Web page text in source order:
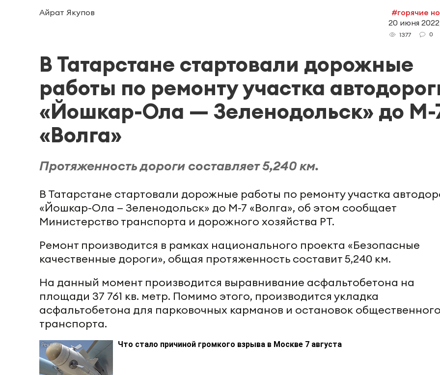
Айрат Якупов
#горячие
20 июня
1377 0
В Татарстане стартовали дорожные
работы по ремонту участка
«Йошкар-Ола — Зеленодольск» до М-
«Волга»
Протяженность дороги составляет 5,240 км.
В Татарстане стартовали дорожные работы по ремонту участка
«Йошкар-Ола — Зеленодольск» до М-7 «Волга», об этом сообщает
Министерство транспорта и дорожного хозяйства РТ.
Ремонт производится в рамках национального проекта «Безопасные
качественные дороги», общая протяженность составит 5,240 км.
На данный момент производится выравнивание асфальтобетона на
площади 37 761 кв. метр. Помимо этого, производится укладка
асфальтобетона для парковочных карманов и остановок
транспорта.
Что стало причиной громкого взрыва в Москве 7 августа